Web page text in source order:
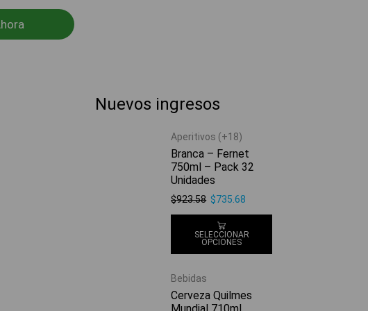
Nuevos ingresos
Aperitivos (+18)
Branca – Fernet
750ml – Pack 32
Unidades
$923.58 $735.68
SELECCIONAR
OPCIONES
Bebidas
Cerveza Quilmes